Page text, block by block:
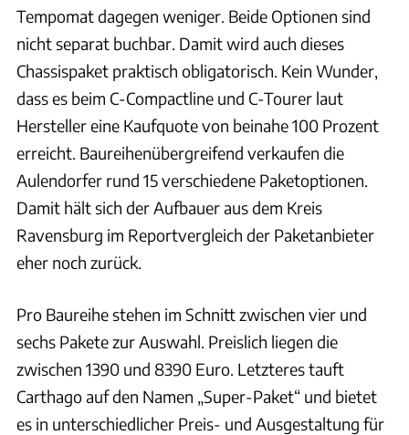
Tempomat dagegen weniger. Beide Optionen sind
nicht separat buchbar. Damit wird auch dieses
Chassispaket praktisch obligatorisch. Kein Wunder,
dass es beim C-Compactline und C-Tourer laut
Hersteller eine Kaufquote von beinahe 100 Prozent
erreicht. Baureihenübergreifend verkaufen die
Aulendorfer rund 15 verschiedene Paketoptionen.
Damit hält sich der Aufbauer aus dem Kreis
Ravensburg im Reportvergleich der Paketanbieter
eher noch zurück.
Pro Baureihe stehen im Schnitt zwischen vier und
sechs Pakete zur Auswahl. Preislich liegen die
zwischen 1390 und 8390 Euro. Letzteres tauft
Carthago auf den Namen „Super-Paket“ und bietet
es in unterschiedlicher Preis- und Ausgestaltung für